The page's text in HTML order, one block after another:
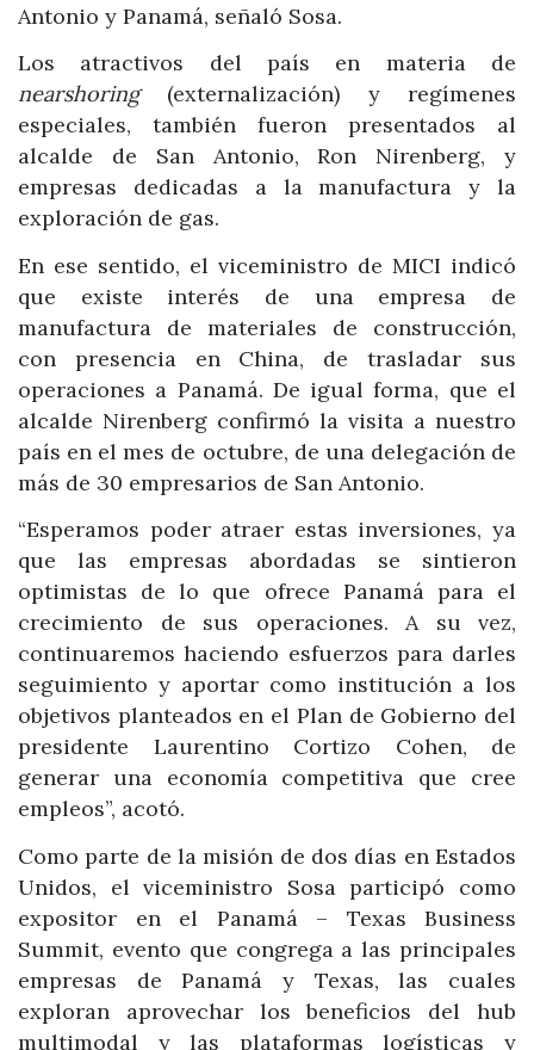
Antonio y Panamá, señaló Sosa.
Los atractivos del país en materia de
nearshoring (externalización) y regímenes
especiales, también fueron presentados al
alcalde de San Antonio, Ron Nirenberg, y
empresas dedicadas a la manufactura y la
exploración de gas.
En ese sentido, el viceministro de MICI indicó
que existe interés de una empresa de
manufactura de materiales de construcción,
con presencia en China, de trasladar sus
operaciones a Panamá. De igual forma, que el
alcalde Nirenberg confirmó la visita a nuestro
país en el mes de octubre, de una delegación de
más de 30 empresarios de San Antonio.
“Esperamos poder atraer estas inversiones, ya
que las empresas abordadas se sintieron
optimistas de lo que ofrece Panamá para el
crecimiento de sus operaciones. A su vez,
continuaremos haciendo esfuerzos para darles
seguimiento y aportar como institución a los
objetivos planteados en el Plan de Gobierno del
presidente Laurentino Cortizo Cohen, de
generar una economía competitiva que cree
empleos”, acotó.
Como parte de la misión de dos días en Estados
Unidos, el viceministro Sosa participó como
expositor en el Panamá – Texas Business
Summit, evento que congrega a las principales
empresas de Panamá y Texas, las cuales
exploran aprovechar los beneficios del hub
multimodal y las plataformas logísticas y